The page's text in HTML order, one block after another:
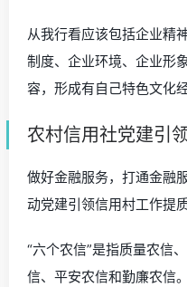
从我行看应该包括企业精
制度、企业环境、企业形
容，形成有自己特色文化
农村信用社党建引
做好金融服务，打通金融
动党建引领信用村工作提质
“六个农信”是指质量农信
信、平安农信和勤廉农信